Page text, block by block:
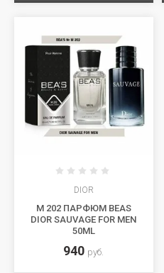
DIOR
M 202 ПАРФЮМ BEAS
DIOR SAUVAGE FOR MEN
50ML
940 руб.